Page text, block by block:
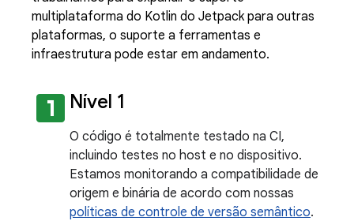
multiplataforma do Kotlin do Jetpack para outras
plataformas, o suporte a ferramentas e
infraestrutura pode estar em andamento.
looks_one Nível 1
O código é totalmente testado na CI,
incluindo testes no host e no dispositivo.
Estamos monitorando a compatibilidade de
origem e binária de acordo com nossas
políticas de controle de versão semântico.